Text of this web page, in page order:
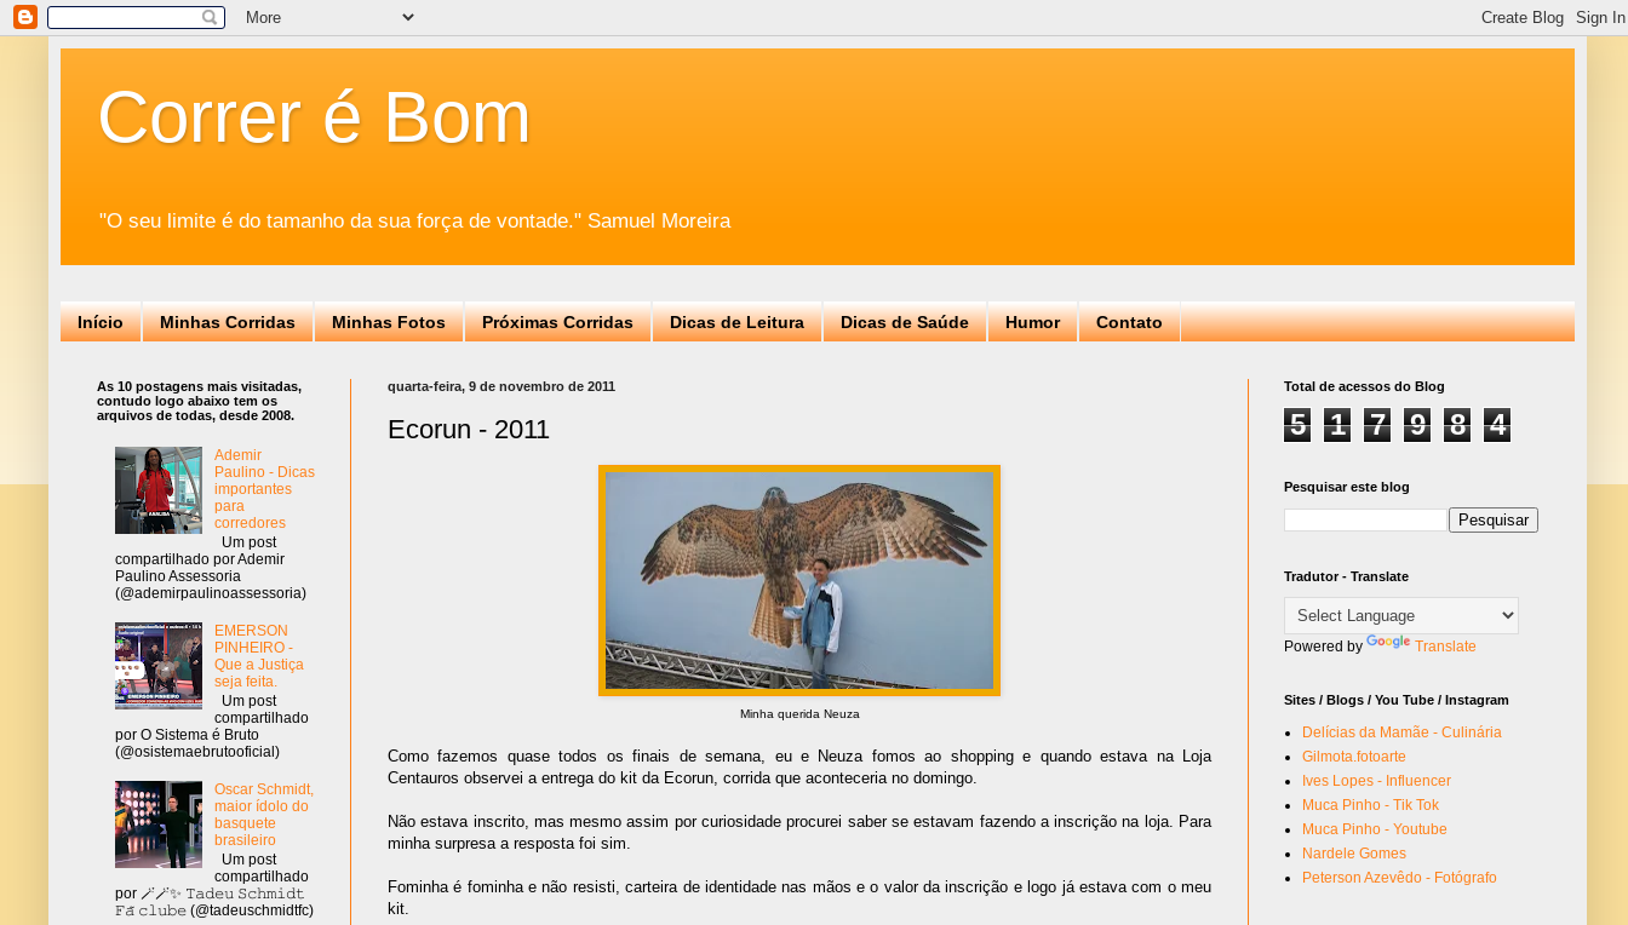
Correr é Bom
"O seu limite é do tamanho da sua força de vontade." Samuel Moreira
Início Minhas Corridas Minhas Fotos Próximas Corridas Dicas de Leitura Dicas de Saúde Humor Contato
quarta-feira, 9 de novembro de 2011
Ecorun - 2011
Minha querida Neuza
Como fazemos quase todos os finais de semana, eu e Neuza fomos ao shopping e quando estava na Loja
Centauros observei a entrega do kit da Ecorun, corrida que aconteceria no domingo.
Não estava inscrito, mas mesmo assim por curiosidade procurei saber se estavam fazendo a inscrição na loja. Para
minha surpresa a resposta foi sim.
Fominha é fominha e não resisti, carteira de identidade nas mãos e o valor da inscrição e logo já estava com o meu
kit.
As 10 postagens mais visitadas,
contudo logo abaixo tem os
arquivos de todas, desde 2008.
Ademir
Paulino - Dicas
importantes
para
corredores
Um post
compartilhado por Ademir
Paulino Assessoria
(@ademirpaulinoassessoria)
EMERSON
PINHEIRO -
Que a Justiça
seja feita.
Um post
compartilhado
por O Sistema é Bruto
(@osistemaebrutooficial)
Oscar Schmidt,
maior ídolo do
basquete
brasileiro
Um post
compartilhado
por 🪄🪄✨ 𝚃𝚊𝚍𝚎𝚞 𝚂𝚌𝚑𝚖𝚒𝚍𝚝
𝙵𝚊̃ 𝚌𝚕𝚞𝚋𝚎 (@tadeuschmidtfc)
Total de acessos do Blog
5 1 7 9 8 4
Pesquisar este blog
Tradutor - Translate
Powered by Translate
Sites / Blogs / You Tube / Instagram
Delícias da Mamãe - Culinária
Gilmota.fotoarte
Ives Lopes - Influencer
Muca Pinho - Tik Tok
Muca Pinho - Youtube
Nardele Gomes
Peterson Azevêdo - Fotógrafo